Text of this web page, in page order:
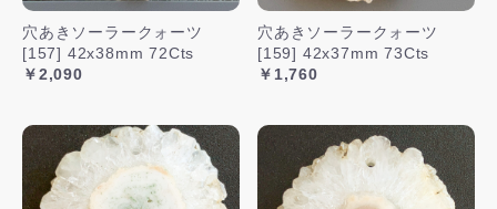
穴あきソーラークォーツ
[157] 42x38mm 72Cts
￥2,090
穴あきソーラークォーツ
[159] 42x37mm 73Cts
￥1,760